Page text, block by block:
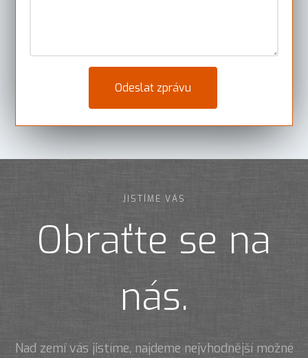
JISTÍME VÁS
Obraťte se na
nás.
Nad zemí vás jistíme, najdeme nejvhodnější možné